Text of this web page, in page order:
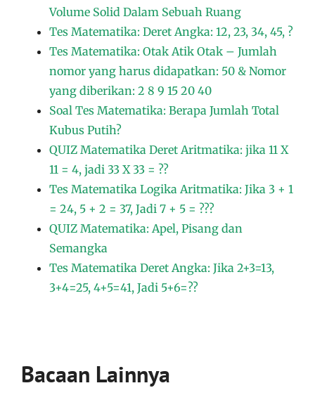
Volume Solid Dalam Sebuah Ruang
Tes Matematika: Deret Angka: 12, 23, 34, 45, ?
Tes Matematika: Otak Atik Otak – Jumlah
nomor yang harus didapatkan: 50 & Nomor
yang diberikan: 2 8 9 15 20 40
Soal Tes Matematika: Berapa Jumlah Total
Kubus Putih?
QUIZ Matematika Deret Aritmatika: jika 11 X
11 = 4, jadi 33 X 33 = ??
Tes Matematika Logika Aritmatika: Jika 3 + 1
= 24, 5 + 2 = 37, Jadi 7 + 5 = ???
QUIZ Matematika: Apel, Pisang dan
Semangka
Tes Matematika Deret Angka: Jika 2+3=13,
3+4=25, 4+5=41, Jadi 5+6=??
Bacaan Lainnya